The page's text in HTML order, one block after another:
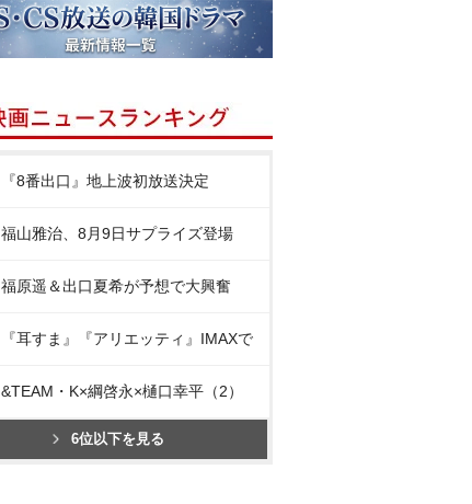
『8番出口』地上波初放送決定
福山雅治、8月9日サプライズ登場
福原遥＆出口夏希が予想で大興奮
『耳すま』『アリエッティ』IMAXで
&TEAM・K×綱啓永×樋口幸平（2）
6位以下を見る